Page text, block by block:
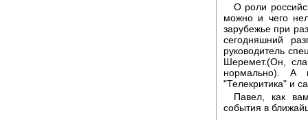
О роли
можно и чего
зарубежье при
сегодняшний
руководитель
Шеремет.(Он,
нормально). А
"Телекритика" и
Павел, как
события в